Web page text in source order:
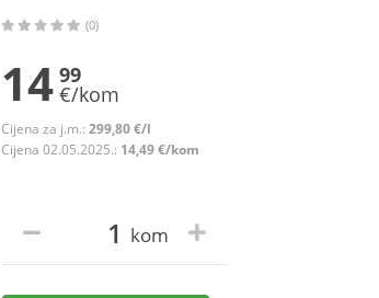
(0)
14 99
€/kom
Cijena za j.m.: 299,80 €/l
Cijena 02.05.2025.: 14,49 €/kom
kom